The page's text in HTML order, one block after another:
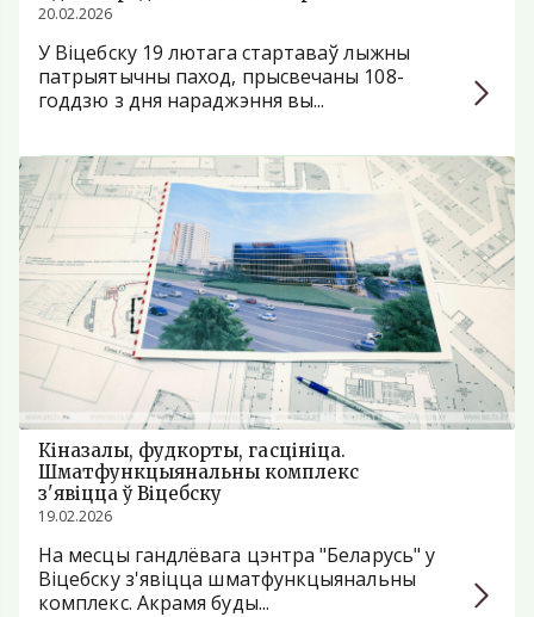
20.02.2026
У Віцебску 19 лютага стартаваў лыжны
патрыятычны паход, прысвечаны 108-
годдзю з дня нараджэння вы...
Кіназалы, фудкорты, гасцініца.
Шматфункцыянальны комплекс
з'явіцца ў Віцебску
19.02.2026
На месцы гандлёвага цэнтра "Беларусь" у
Віцебску з'явіцца шматфункцыянальны
комплекс. Акрамя буды...